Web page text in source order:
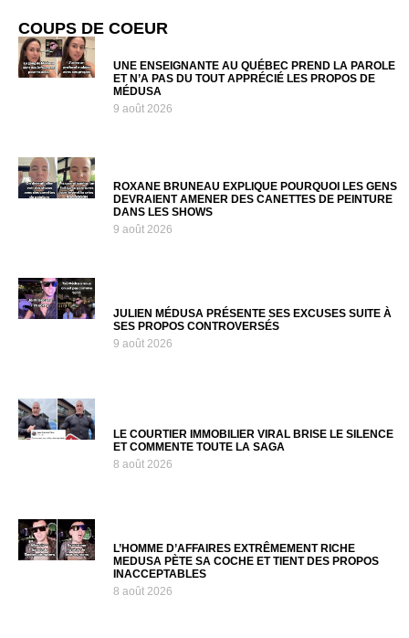
COUPS DE COEUR
UNE ENSEIGNANTE AU QUÉBEC PREND LA PAROLE
ET N’A PAS DU TOUT APPRÉCIÉ LES PROPOS DE
MÉDUSA
9 août 2026
ROXANE BRUNEAU EXPLIQUE POURQUOI LES GENS
DEVRAIENT AMENER DES CANETTES DE PEINTURE
DANS LES SHOWS
9 août 2026
JULIEN MÉDUSA PRÉSENTE SES EXCUSES SUITE À
SES PROPOS CONTROVERSÉS
9 août 2026
LE COURTIER IMMOBILIER VIRAL BRISE LE SILENCE
ET COMMENTE TOUTE LA SAGA
8 août 2026
L’HOMME D’AFFAIRES EXTRÊMEMENT RICHE
MEDUSA PÈTE SA COCHE ET TIENT DES PROPOS
INACCEPTABLES
8 août 2026